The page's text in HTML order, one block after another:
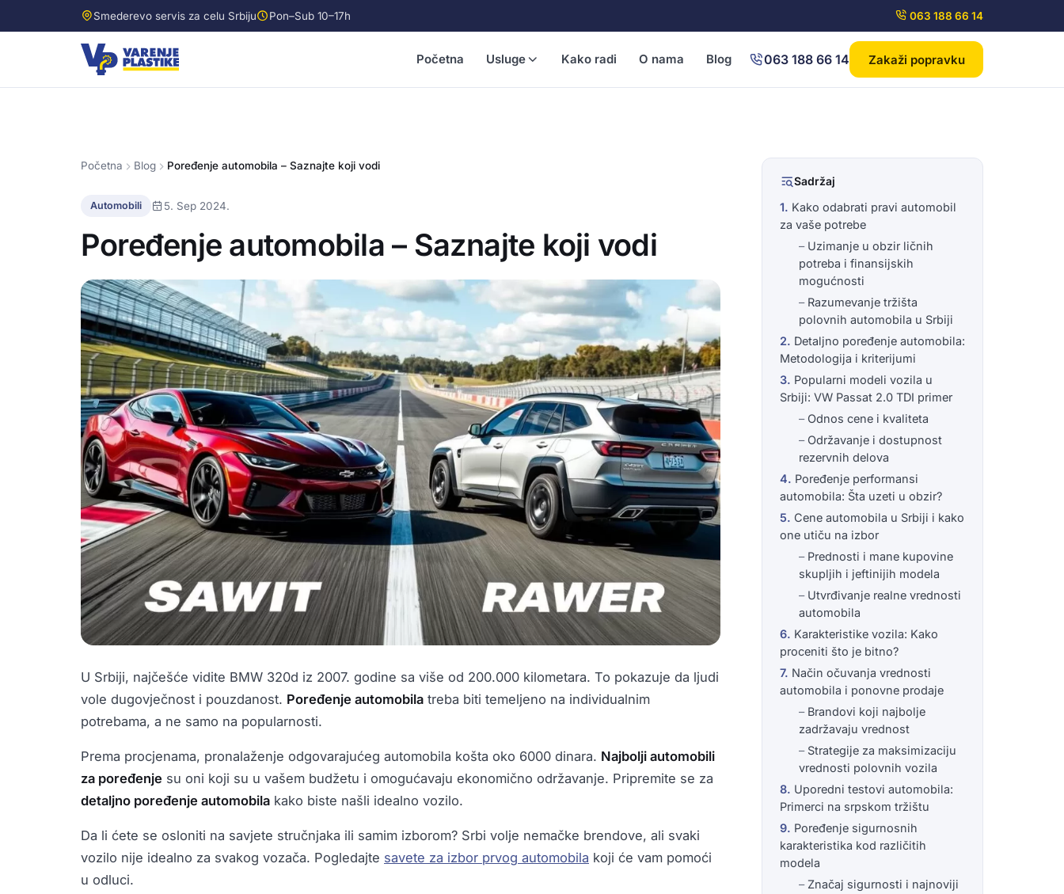
Smederevo servis za celu Srbiju Pon–Sub 10–17h 063 188 66 14
Početna Usluge Kako radi O nama Blog 063 188 66 14 Zakaži popravku
Početna Blog Poređenje automobila – Saznajte koji vodi
Automobili 5. Sep 2024.
Poređenje automobila – Saznajte koji vodi
U Srbiji, najčešće vidite BMW 320d iz 2007. godine sa više od 200.000 kilometara. To pokazuje da ljudi
vole dugovječnost i pouzdanost. Poređenje automobila treba biti temeljeno na individualnim
potrebama, a ne samo na popularnosti.
Prema procjenama, pronalaženje odgovarajućeg automobila košta oko 6000 dinara. Najbolji automobili
za poređenje su oni koji su u vašem budžetu i omogućavaju ekonomično održavanje. Pripremite se za
detaljno poređenje automobila kako biste našli idealno vozilo.
Da li ćete se osloniti na savjete stručnjaka ili samim izborom? Srbi volje nemačke brendove, ali svaki
vozilo nije idealno za svakog vozača. Pogledajte savete za izbor prvog automobila koji će vam pomoći
u odluci.
Sadržaj
Kako odabrati pravi automobil
za vaše potrebe
Uzimanje u obzir ličnih
potreba i finansijskih
mogućnosti
Razumevanje tržišta
polovnih automobila u Srbiji
Detaljno poređenje automobila:
Metodologija i kriterijumi
Popularni modeli vozila u
Srbiji: VW Passat 2.0 TDI primer
Odnos cene i kvaliteta
Održavanje i dostupnost
rezervnih delova
Poređenje performansi
automobila: Šta uzeti u obzir?
Cene automobila u Srbiji i kako
one utiču na izbor
Prednosti i mane kupovine
skupljih i jeftinijih modela
Utvrđivanje realne vrednosti
automobila
Karakteristike vozila: Kako
proceniti što je bitno?
Način očuvanja vrednosti
automobila i ponovne prodaje
Brandovi koji najbolje
zadržavaju vrednost
Strategije za maksimizaciju
vrednosti polovnih vozila
Uporedni testovi automobila:
Primerci na srpskom tržištu
Poređenje sigurnosnih
karakteristika kod različitih
modela
Značaj sigurnosti i najnoviji